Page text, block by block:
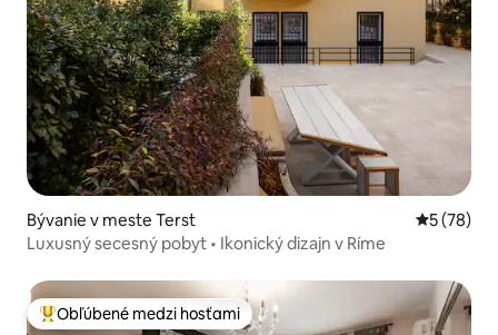
Bývanie v meste Terst
5 (78)
Luxusný secesný pobyt • Ikonický dizajn v Ríme
Najobľúbenejšie medzi hosťami
Obľúbené medzi hosťami